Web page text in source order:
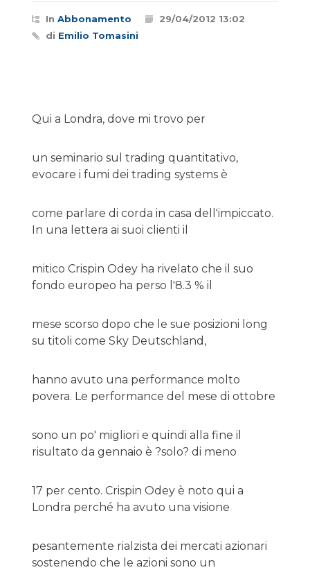
In Abbonamento
29/04/2012 13:02
di Emilio Tomasini
Qui a Londra, dove mi trovo per
un seminario sul trading quantitativo,
evocare i fumi dei trading systems è
come parlare di corda in casa dell'impiccato.
In una lettera ai suoi clienti il
mitico Crispin Odey ha rivelato che il suo
fondo europeo ha perso l'8.3 % il
mese scorso dopo che le sue posizioni long
su titoli come Sky Deutschland,
hanno avuto una performance molto
povera. Le performance del mese di ottobre
sono un po' migliori e quindi alla fine il
risultato da gennaio è ?solo? di meno
17 per cento. Crispin Odey è noto qui a
Londra perché ha avuto una visione
pesantemente rialzista dei mercati azionari
sostenendo che le azioni sono un